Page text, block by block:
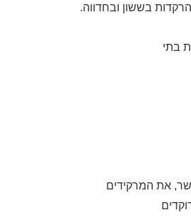
בששון ובחדווה.
בתי
את המרקידים